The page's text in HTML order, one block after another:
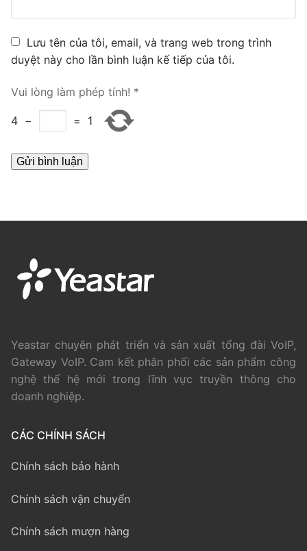
VoIP GSM / 3G / 4G Gateways
E1 / T1 / PRI VoIP Gateway
PRI VoIP Gateway TE200
LIÊN HỆ
Lưu tên của tôi, email, và trang web trong trình
duyệt này cho lần bình luận kế tiếp của tôi.
Vui lòng làm phép tính! *
4 − = 1
Yeastar chuyên phát triển và sản xuất tổng đài VoIP,
Gateway VoIP. Cam kết phân phối các sản phẩm công
nghệ thế hệ mới trong lĩnh vực truyền thông cho
doanh nghiệp.
CÁC CHÍNH SÁCH
Chính sách bảo hành
Chính sách vận chuyển
Chính sách mượn hàng